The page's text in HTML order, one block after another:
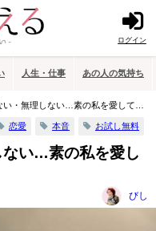
ログイン
人生・仕事 あの人の気持ち
い・無理しない…素の私を愛して◆
恋愛 本音 お試し無料
ない…素の私を愛し
びし